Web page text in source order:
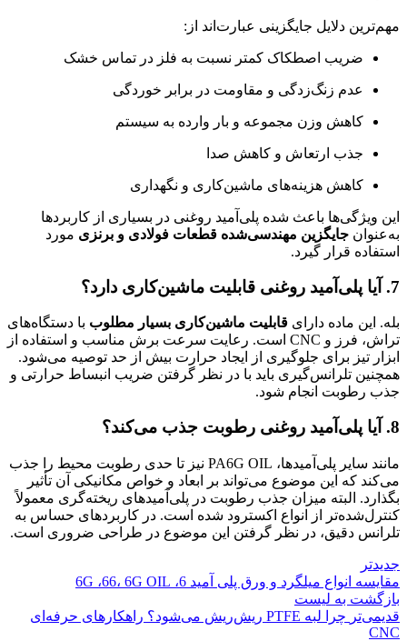
مهم‌ترین دلایل جایگزینی عبارت‌اند از:
ضریب اصطکاک کمتر نسبت به فلز در تماس خشک
عدم زنگ‌زدگی و مقاومت در برابر خوردگی
کاهش وزن مجموعه و بار وارده به سیستم
جذب ارتعاش و کاهش صدا
کاهش هزینه‌های ماشین‌کاری و نگهداری
این ویژگی‌ها باعث شده پلی‌آمید روغنی در بسیاری از کاربردها
به‌عنوان جایگزین مهندسی‌شده قطعات فولادی و برنزی مورد
استفاده قرار گیرد.
7. آیا پلی‌آمید روغنی قابلیت ماشین‌کاری دارد؟
بله. این ماده دارای قابلیت ماشین‌کاری بسیار مطلوب با دستگاه‌های
تراش، فرز و CNC است. رعایت سرعت برش مناسب و استفاده از
ابزار تیز برای جلوگیری از ایجاد حرارت بیش از حد توصیه می‌شود.
همچنین تلرانس‌گیری باید با در نظر گرفتن ضریب انبساط حرارتی و
جذب رطوبت انجام شود.
8. آیا پلی‌آمید روغنی رطوبت جذب می‌کند؟
مانند سایر پلی‌آمیدها، PA6G OIL نیز تا حدی رطوبت محیط را جذب
می‌کند که این موضوع می‌تواند بر ابعاد و خواص مکانیکی آن تأثیر
بگذارد. البته میزان جذب رطوبت در پلی‌آمیدهای ریخته‌گری معمولاً
کنترل‌شده‌تر از انواع اکسترود شده است. در کاربردهای حساس به
تلرانس دقیق، در نظر گرفتن این موضوع در طراحی ضروری است.
جدیدتر
مقایسه انواع میلگرد و ورق پلی آمید 6، 6G ،66، 6G OIL
بازگشت به لیست
قدیمی‌تر
چرا لبه PTFE ریش‌ریش می‌شود؟ راهکارهای حرفه‌ای
CNC